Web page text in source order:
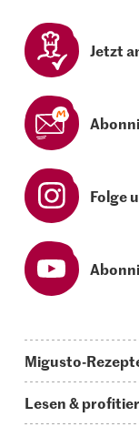
Jetzt
Folge
Migusto-
Lesen &